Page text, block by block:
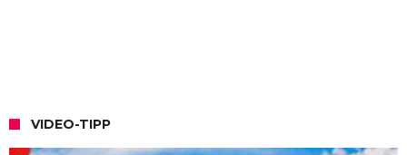
VIDEO-TIPP